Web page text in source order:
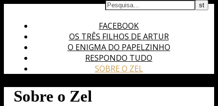
FACEBOOK
OS TRÊS FILHOS DE ARTUR
O ENIGMA DO PAPELZINHO
RESPONDO TUDO
SOBRE O ZEL
Sobre o Zel